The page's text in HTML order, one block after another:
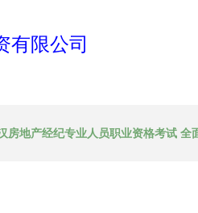
有限公司
房地产经纪专业人员职业资格考试 全